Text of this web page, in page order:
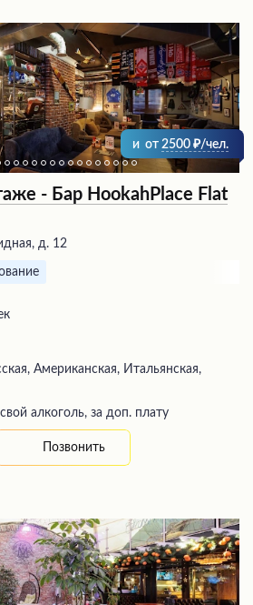
и от 2500 /чел.
- Бар HookahPlace Flat
д. 12
Американская, Итальянская,
алкоголь, за доп. плату
Позвонить